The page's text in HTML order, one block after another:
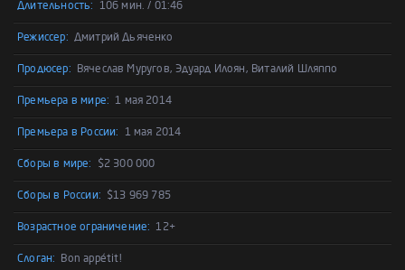
Длительность: 106 мин. / 01:46
Режиссер: Дмитрий Дьяченко
Продюсер: Вячеслав Муругов, Эдуард Илоян, Виталий Шляппо
Премьера в мире: 1 мая 2014
Премьера в России: 1 мая 2014
Сборы в мире: $2 300 000
Сборы в России: $13 969 785
Возрастное ограничение: 12+
Слоган: Bon appétit!